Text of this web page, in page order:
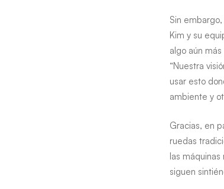
Sin
Kim y su
algo aún
“Nuestra
usar esto
ambiente y
Gracias, en
ruedas
las
siguen